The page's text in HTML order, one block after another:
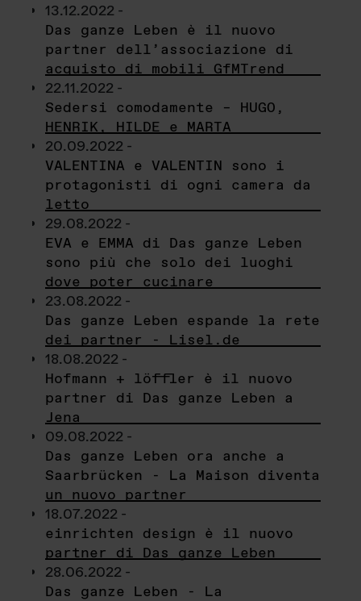
13.12.2022 -
Das ganze Leben è il nuovo
partner dell’associazione di
acquisto di mobili GfMTrend
22.11.2022 -
Sedersi comodamente – HUGO,
HENRIK, HILDE e MARTA
20.09.2022 -
VALENTINA e VALENTIN sono i
protagonisti di ogni camera da
letto
29.08.2022 -
EVA e EMMA di Das ganze Leben
sono più che solo dei luoghi
dove poter cucinare
23.08.2022 -
Das ganze Leben espande la rete
dei partner - Lisel.de
18.08.2022 -
Hofmann + löffler è il nuovo
partner di Das ganze Leben a
Jena
09.08.2022 -
Das ganze Leben ora anche a
Saarbrücken - La Maison diventa
un nuovo partner
18.07.2022 -
einrichten design è il nuovo
partner di Das ganze Leben
28.06.2022 -
Das ganze Leben - La